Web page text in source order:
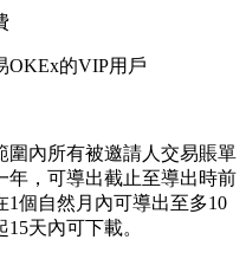
OKEx的VIP用戶
圍內所有被邀請人交易賬單
年，可導出截止至導出時前
個自然月內可導出至多10
天內可下載。